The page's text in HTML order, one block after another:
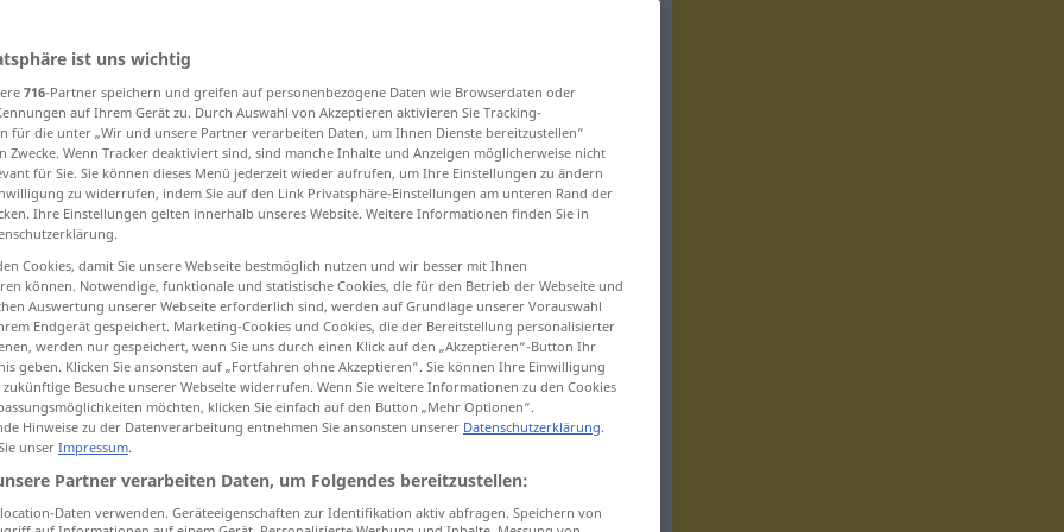
, FischSoße
Schiebung
gravyjuices from cooking meat
gravysauce made from 1
ist uns wichtig
716-Partner speichern und greifen auf personenbezogene Daten wie Browserdaten oder
auf Ihrem Gerät zu. Durch Auswahl von Akzeptieren aktivieren Sie Tracking-
für die unter „Wir und unsere Partner verarbeiten Daten, um Ihnen Dienste bereitzustellen“
Zwecke. Wenn Tracker deaktiviert sind, sind manche Inhalte und Anzeigen möglicherweise nicht
für Sie. Sie können dieses Menü jederzeit wieder aufrufen, um Ihre Einstellungen zu ändern
zu widerrufen, indem Sie auf den Link Privatsphäre-Einstellungen am unteren Rand der
Ihre Einstellungen gelten innerhalb unseres Website. Weitere Informationen finden Sie in
Cookies, damit Sie unsere Webseite bestmöglich nutzen und wir besser mit Ihnen
können. Notwendige, funktionale und statistische Cookies, die für den Betrieb der Webseite und
Auswertung unserer Webseite erforderlich sind, werden auf Grundlage unserer Vorauswahl
Endgerät gespeichert. Marketing-Cookies und Cookies, die der Bereitstellung personalisierter
werden nur gespeichert, wenn Sie uns durch einen Klick auf den „Akzeptieren“-Button Ihr
geben. Klicken Sie ansonsten auf „Fortfahren ohne Akzeptieren“. Sie können Ihre Einwilligung
Besuche unserer Webseite widerrufen. Wenn Sie weitere Informationen zu den Cookies
möchten, klicken Sie einfach auf den Button „Mehr Optionen“.
Hinweise zu der Datenverarbeitung entnehmen Sie ansonsten unserer Datenschutzerklärung.
unser Impressum.
Partner verarbeiten Daten, um Folgendes bereitzustellen:
Daten verwenden. Geräteeigenschaften zur Identifikation aktiv abfragen. Speichern von